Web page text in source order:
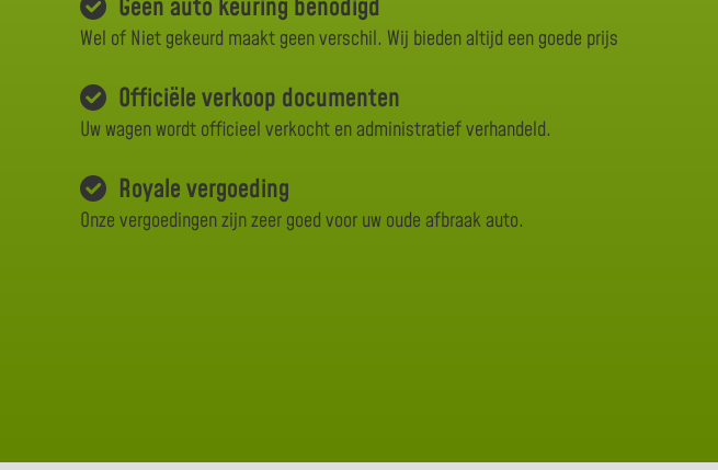
Geen auto keuring benodigd
Wel of Niet gekeurd maakt geen verschil. Wij bieden altijd een goede prijs
Officiële verkoop documenten
Uw wagen wordt officieel verkocht en administratief verhandeld.
Royale vergoeding
Onze vergoedingen zijn zeer goed voor uw oude afbraak auto.